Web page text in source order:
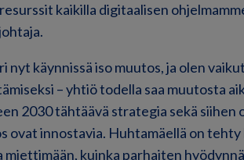
kaikilla digitaalisen
nyt käynnissä iso muutos, ja olen
– yhtiö todella saa muutosta
2030 tähtäävä strategia sekä siihen
ovat innostavia. Huhtamäellä on
miettimään, kuinka parhaiten